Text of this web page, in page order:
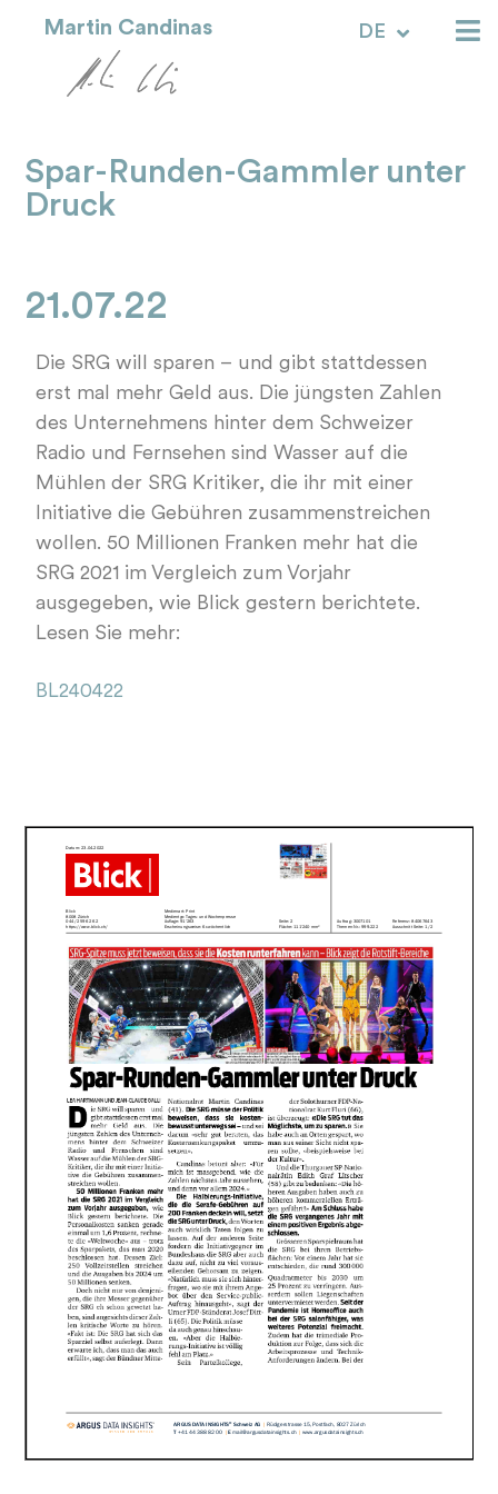
Martin Candinas DE
RM
Spar-Runden-Gammler unter
Druck
21.07.22
Die SRG will sparen – und gibt stattdessen
erst mal mehr Geld aus. Die jüngsten Zahlen
des Unternehmens hinter dem Schweizer
Radio und Fernsehen sind Wasser auf die
Mühlen der SRG Kritiker, die ihr mit einer
Initiative die Gebühren zusammenstreichen
wollen. 50 Millionen Franken mehr hat die
SRG 2021 im Vergleich zum Vorjahr
ausgegeben, wie Blick gestern berichtete.
Lesen Sie mehr:
BL240422